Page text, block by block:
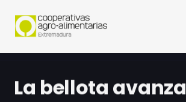
La bellota avanza